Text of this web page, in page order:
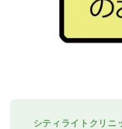
シティライトクリニ